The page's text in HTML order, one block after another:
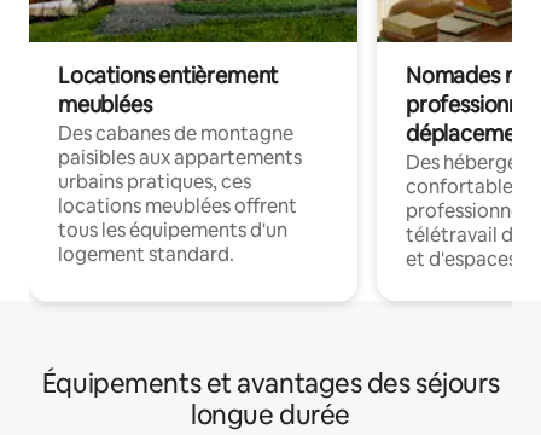
Locations entièrement
meublées
Des cabanes de montagne
paisibles aux appartements
urbains pratiques, ces
locations meublées offrent
tous les équipements d'un
logement standard.
Nomades
déplacement
Des
confortables
professionnels
télétravail
et d'espaces
Équipements et avantages des séjours
longue durée